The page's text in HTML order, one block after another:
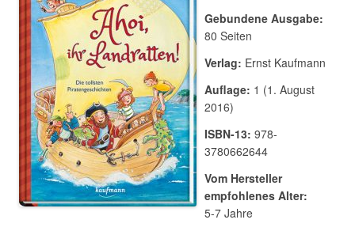
Gebundene Ausgabe:
80 Seiten
Verlag: Ernst Kaufmann
Auflage: 1 (1. August
2016)
ISBN-13: 978-
3780662644
Vom Hersteller
empfohlenes Alter:
5-7 Jahre